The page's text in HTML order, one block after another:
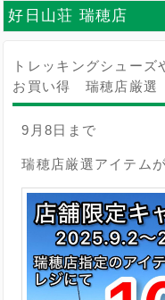
好日山荘 瑞穂店
トレッキングシュー
お買い得 瑞穂店厳選
9月8日まで
瑞穂店厳選アイテム